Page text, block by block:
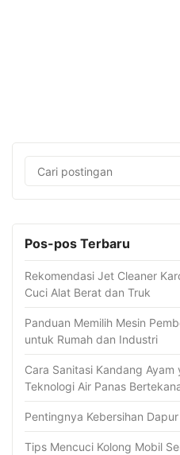
Pos-pos Terbaru
Rekomendasi Jet Cleaner
Cuci Alat Berat dan Truk
Panduan Memilih Mesin
untuk Rumah dan Industri
Cara Sanitasi Kandang
Teknologi Air Panas
Pentingnya Kebersihan
Tips Mencuci Kolong Mobil